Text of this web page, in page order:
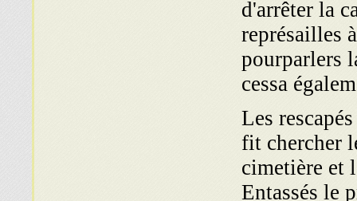
d'arrêter la
représailles
pourparlers
cessa
Les
fit chercher
cimetière et
Entassés le